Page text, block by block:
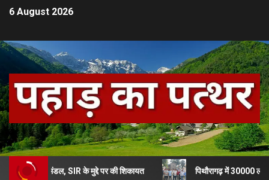
6 August 2026
SIR के मुद्दे पर की शिकायत पिथौरागढ़ में 30000 लोगों को SIR